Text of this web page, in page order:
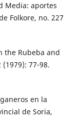
Media: aportes
Folkore, no. 227
the Rubeba and
77-98.
en la
de Soria,